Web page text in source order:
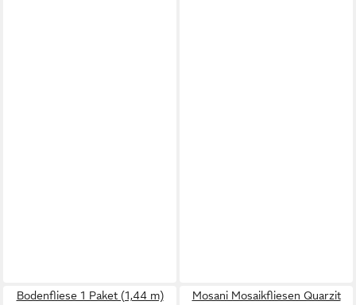
Bodenfliese 1 Paket (1,44 m)
Mosani Mosaikfliesen Quarzit